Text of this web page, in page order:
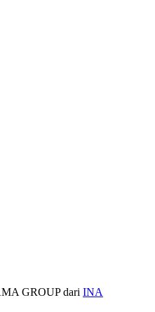
GROUP dari INA